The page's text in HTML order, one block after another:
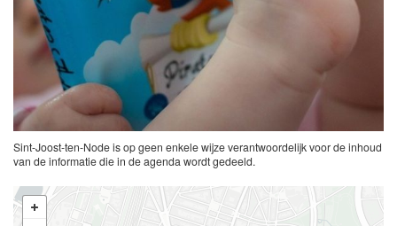
Sint-Joost-ten-Node is op geen enkele wijze verantwoordelijk voor de inhoud
van de informatie die in de agenda wordt gedeeld.